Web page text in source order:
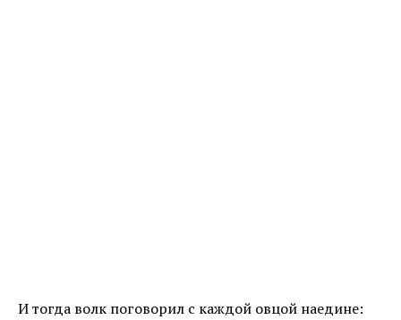
И тогда волк поговорил с каждой овцой наедине: